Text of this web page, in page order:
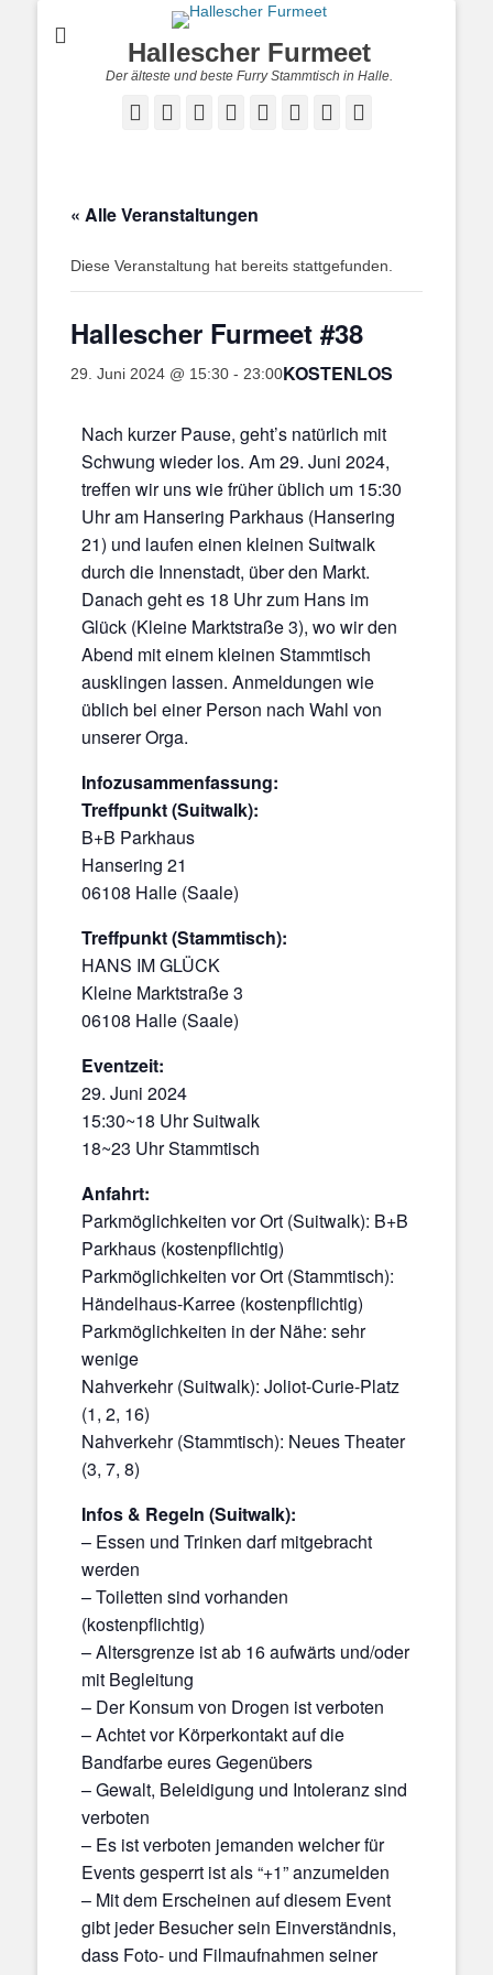
Hallescher Furmeet
Der älteste und beste Furry Stammtisch in Halle.
Facebook
Twitter Feed YouTubeInstagram
Reddit
« Alle Veranstaltungen
Diese Veranstaltung hat bereits stattgefunden.
Hallescher Furmeet #38
29. Juni 2024 @ 15:30 - 23:00KOSTENLOS
Nach kurzer Pause, geht’s natürlich mit
Schwung wieder los. Am 29. Juni 2024,
treffen wir uns wie früher üblich um 15:30
Uhr am Hansering Parkhaus (Hansering
21) und laufen einen kleinen Suitwalk
durch die Innenstadt, über den Markt.
Danach geht es 18 Uhr zum Hans im
Glück (Kleine Marktstraße 3), wo wir den
Abend mit einem kleinen Stammtisch
ausklingen lassen. Anmeldungen wie
üblich bei einer Person nach Wahl von
unserer Orga.
Infozusammenfassung:
Treffpunkt (Suitwalk):
B+B Parkhaus
Hansering 21
06108 Halle (Saale)
Treffpunkt (Stammtisch):
HANS IM GLÜCK
Kleine Marktstraße 3
06108 Halle (Saale)
Eventzeit:
29. Juni 2024
15:30~18 Uhr Suitwalk
18~23 Uhr Stammtisch
Anfahrt:
Parkmöglichkeiten vor Ort (Suitwalk): B+B
Parkhaus (kostenpflichtig)
Parkmöglichkeiten vor Ort (Stammtisch):
Händelhaus-Karree (kostenpflichtig)
Parkmöglichkeiten in der Nähe: sehr
wenige
Nahverkehr (Suitwalk): Joliot-Curie-Platz
(1, 2, 16)
Nahverkehr (Stammtisch): Neues Theater
(3, 7, 8)
Infos & Regeln (Suitwalk):
– Essen und Trinken darf mitgebracht
werden
– Toiletten sind vorhanden
(kostenpflichtig)
– Altersgrenze ist ab 16 aufwärts und/oder
mit Begleitung
– Der Konsum von Drogen ist verboten
– Achtet vor Körperkontakt auf die
Bandfarbe eures Gegenübers
– Gewalt, Beleidigung und Intoleranz sind
verboten
– Es ist verboten jemanden welcher für
Events gesperrt ist als “+1” anzumelden
– Mit dem Erscheinen auf diesem Event
gibt jeder Besucher sein Einverständnis,
dass Foto- und Filmaufnahmen seiner